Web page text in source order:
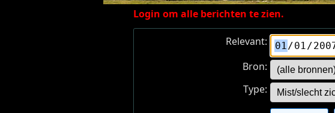
Login om alle berichten te zien.
Relevant:
Bron:
Type: